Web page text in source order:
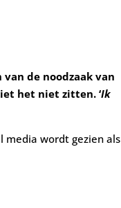
de noodzaak van
het niet zitten. ‘Ik
media wordt gezien als